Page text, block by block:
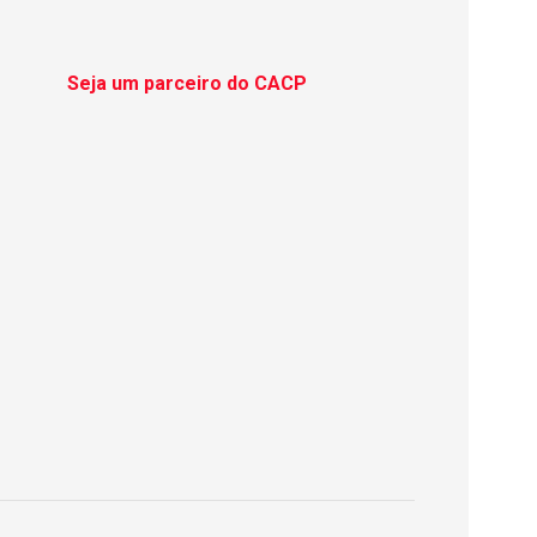
Seja um parceiro do CACP